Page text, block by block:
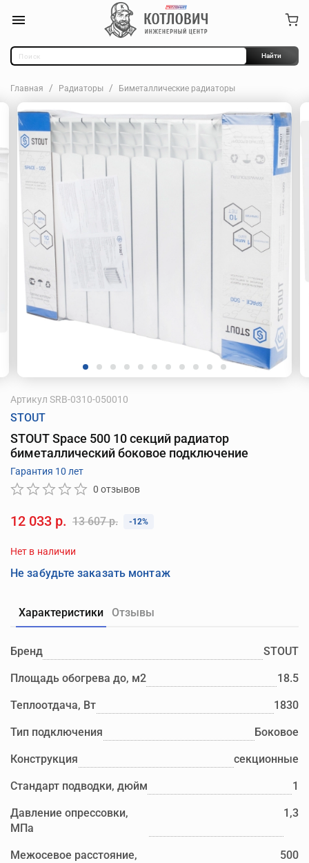
Найти
Главная Радиаторы Биметаллические радиаторы
Артикул SRB-0310-050010
STOUT
STOUT Space 500 10 секций радиатор
биметаллический боковое подключение
Гарантия 10 лет
0 отзывов
12 033 р. 13 607 р. -12%
Нет в наличии
Не забудьте заказать монтаж
Характеристики Отзывы
Бренд STOUT
Площадь обогрева до, м2 18.5
Теплоотдача, Вт 1830
Тип подключения Боковое
Конструкция секционные
Стандарт подводки, дюйм 1
Давление опрессовки,
МПа
1,3
Межосевое расстояние,
500